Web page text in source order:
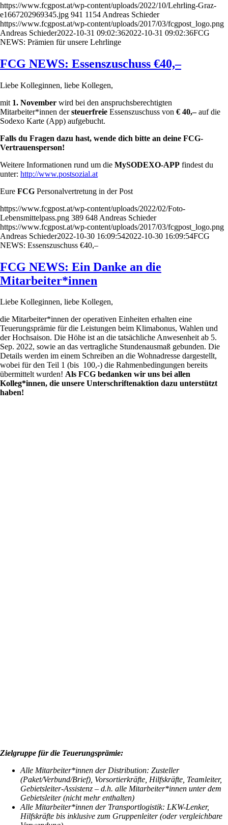
https://www.fcgpost.at/wp-content/uploads/2022/10/Lehrling-Graz-
e1667202969345.jpg 941 1154 Andreas Schieder
https://www.fcgpost.at/wp-content/uploads/2017/03/fcgpost_logo.png
Andreas Schieder2022-10-31 09:02:362022-10-31 09:02:36FCG
NEWS: Prämien für unsere Lehrlinge
FCG NEWS: Essenszuschuss €40,–
Liebe Kolleginnen, liebe Kollegen,
mit 1. November wird bei den anspruchsberechtigten
Mitarbeiter*innen dersteuerfreie Essenszuschuss von € 40,–auf die
Sodexo Karte (App) aufgebucht.
Falls du Fragen dazu hast, wende dich bitte an deine FCG-
Vertrauensperson!
Weitere Informationen rund um die MySODEXO-APP findest du
unter: http://www.postsozial.at
Eure FCG Personalvertretung in der Post
https://www.fcgpost.at/wp-content/uploads/2022/02/Foto-
Lebensmittelpass.png 389 648 Andreas Schieder
https://www.fcgpost.at/wp-content/uploads/2017/03/fcgpost_logo.png
Andreas Schieder2022-10-30 16:09:542022-10-30 16:09:54FCG
NEWS: Essenszuschuss €40,–
FCG NEWS: Ein Danke an die
Mitarbeiter*innen
Liebe Kolleginnen, liebe Kollegen,
die Mitarbeiter*innen der operativen Einheiten erhalten eine
Teuerungsprämie für die Leistungen beim Klimabonus, Wahlen und
der Hochsaison. Die Höhe ist an die tatsächliche Anwesenheit ab 5.
Sep. 2022, sowie an das vertragliche Stundenausmaß gebunden. Die
Details werden im einem Schreiben an die Wohnadresse dargestellt,
wobei für den Teil 1 (bis 100,-) die Rahmenbedingungen bereits
übermittelt wurden! Als FCG bedanken wir uns bei allen
Kolleg*innen, die unsere Unterschriftenaktion dazu unterstützt
haben!
Zielgruppe für die Teuerungsprämie:
Alle Mitarbeiter*innen der Distribution: Zusteller
(Paket/Verbund/Brief), Vorsortierkräfte, Hilfskräfte, Teamleiter,
Gebietsleiter-Assistenz – d.h. alle Mitarbeiter*innen unter dem
Gebietsleiter (nicht mehr enthalten)
Alle Mitarbeiter*innen der Transportlogistik: LKW-Lenker,
Hilfskräfte bis inklusive zum Gruppenleiter (oder vergleichbare